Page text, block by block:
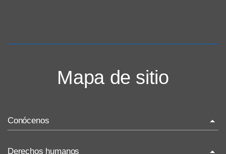
Mapa de sitio
Conócenos
Derechos humanos